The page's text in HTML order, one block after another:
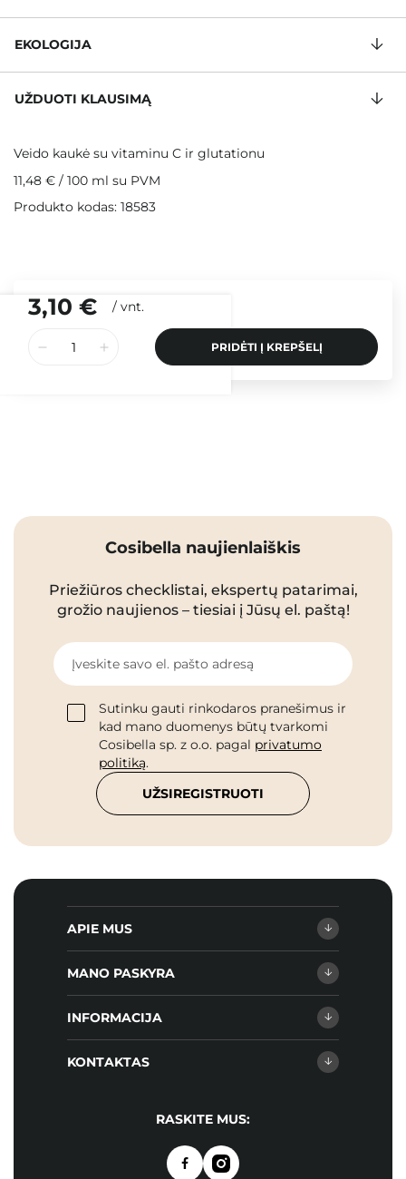
3,10 € / vnt.
PRIDĖTI Į KREPŠELĮ
EKOLOGIJA
UŽDUOTI KLAUSIMĄ
Veido kaukė su vitaminu C ir glutationu
11,48 € / 100 ml su PVM
Produkto kodas: 18583
Cosibella naujienlaiškis
Priežiūros checklistai, ekspertų patarimai,
grožio naujienos – tiesiai į Jūsų el. paštą!
Įveskite savo el. pašto adresą
Sutinku gauti rinkodaros pranešimus ir
kad mano duomenys būtų tvarkomi
Cosibella sp. z o.o. pagal privatumo
politiką.
UŽSIREGISTRUOTI
APIE MUS
MANO PASKYRA
INFORMACIJA
KONTAKTAS
RASKITE MUS: